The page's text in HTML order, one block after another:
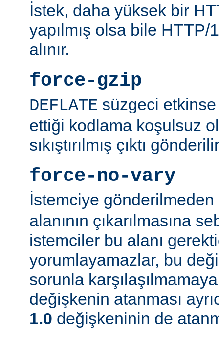
İstek, daha yüksek bir
yapılmış olsa bile
alınır.
force-gzip
DEFLATE süzgeci etkinse
ettiği kodlama koşulsuz
sıkıştırılmış çıktı
force-no-vary
İstemciye
alanının çıkarılmasına
istemciler bu alanı
yorumlayamazlar, bu
sorunla karşılaşılmamaya
değişkenin atanması
1.0 değişkeninin de